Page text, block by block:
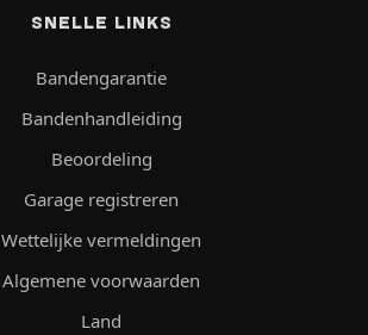
SNELLE LINKS
Bandengarantie
Bandenhandleiding
Beoordeling
Garage registreren
Wettelijke vermeldingen
Algemene voorwaarden
Land